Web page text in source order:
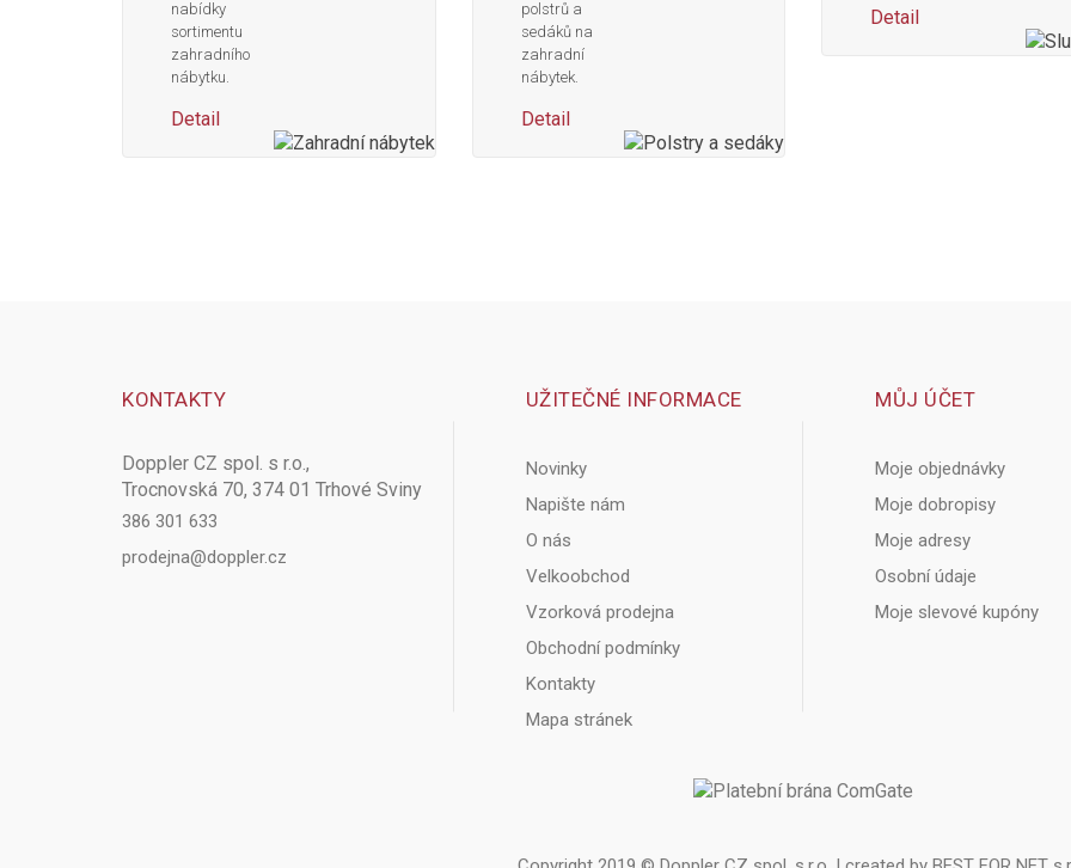
nabídky
sortimentu
zahradního
nábytku.
Detail
polstrů a
sedáků na
zahradní
nábytek.
Detail
Detail
KONTAKTY
Doppler CZ spol. s r.o.,
Trocnovská 70, 374 01 Trhové Sviny
386 301 633
prodejna@doppler.cz
UŽITEČNÉ INFORMACE
Novinky
Napište nám
O nás
Velkoobchod
Vzorková prodejna
Obchodní podmínky
Kontakty
Mapa stránek
MŮJ ÚČET
Moje objednávky
Moje dobropisy
Moje adresy
Osobní údaje
Moje slevové kupóny